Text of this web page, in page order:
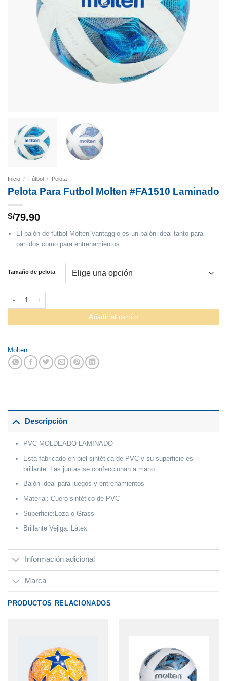
Inicio / Fútbol / Pelota
Pelota Para Futbol Molten #FA1510 Laminado
S/79.90
El balón de fútbol Molten Vantaggio es un balón ideal tanto para
partidos como para entrenamientos.
Tamaño de pelota
Añadir al carrito
Molten
Descripción
PVC MOLDEADO LAMINADO
Está fabricado en piel sintética de PVC y su superficie es
brillante. Las juntas se confeccionan a mano.
Balón ideal para juegos y entrenamientos
Material: Cuero sintético de PVC
Superficie:Loza o Grass
Brillante Vejiga: Látex
Información adicional
Marca
PRODUCTOS RELACIONADOS